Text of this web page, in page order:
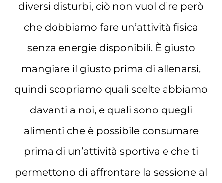
diversi disturbi, ciò non vuol dire però
che dobbiamo fare un’attività fisica
senza energie disponibili. È giusto
mangiare il giusto prima di allenarsi,
quindi scopriamo quali scelte abbiamo
davanti a noi, e quali sono quegli
alimenti che è possibile consumare
prima di un’attività sportiva e che ti
permettono di affrontare la sessione al